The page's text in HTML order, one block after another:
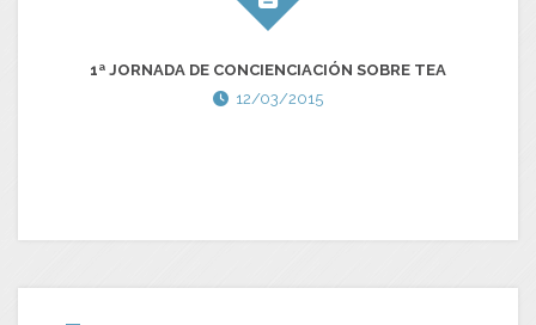
1ª JORNADA DE CONCIENCIACIÓN SOBRE TEA
12/03/2015